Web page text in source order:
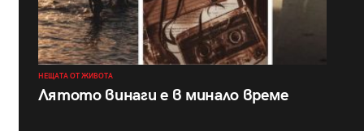
НЕЩАТА ОТ ЖИВОТА
Лятото винаги е в минало време